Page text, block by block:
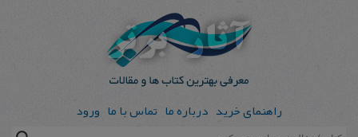
راهنمای خرید درباره ما تماس با ما ورود